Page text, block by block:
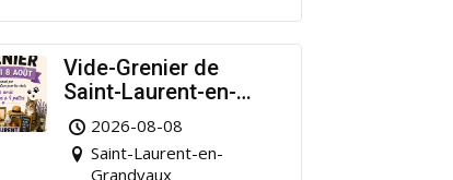
Vide-Grenier de
Saint-Laurent-en-
Grandvaux : Venez
chiner pour la bonne
cause !
2026-08-08
Saint-Laurent-en-
Grandvaux